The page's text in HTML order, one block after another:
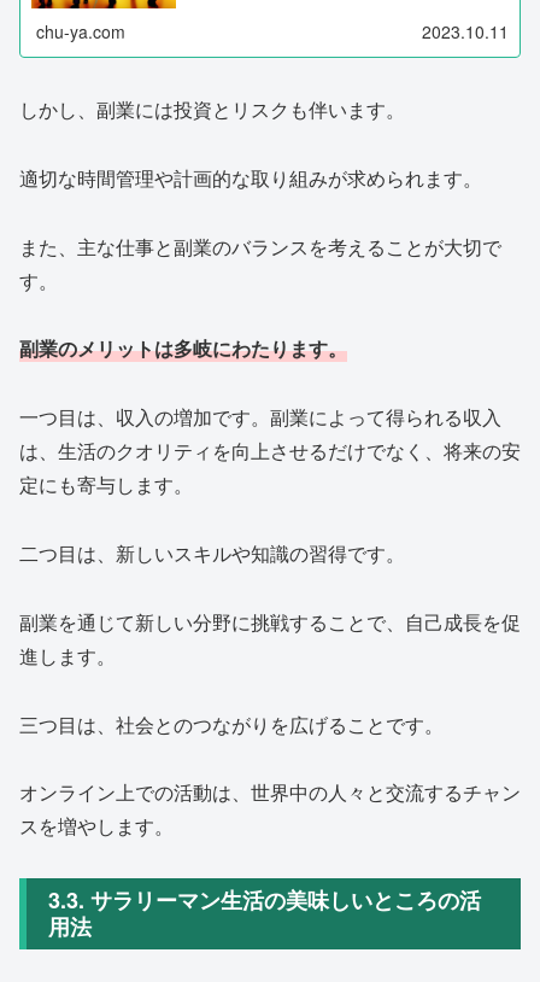
chu-ya.com 2023.10.11
しかし、副業には投資とリスクも伴います。
適切な時間管理や計画的な取り組みが求められます。
また、主な仕事と副業のバランスを考えることが大切で
す。
副業のメリットは多岐にわたります。
一つ目は、収入の増加です。副業によって得られる収入
は、生活のクオリティを向上させるだけでなく、将来の安
定にも寄与します。
二つ目は、新しいスキルや知識の習得です。
副業を通じて新しい分野に挑戦することで、自己成長を促
進します。
三つ目は、社会とのつながりを広げることです。
オンライン上での活動は、世界中の人々と交流するチャン
スを増やします。
3.3. サラリーマン生活の美味しいところの活
用法